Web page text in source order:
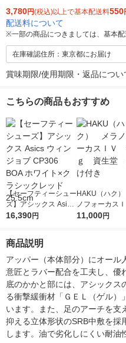
3,780円(税込)以上で基本配送料550
配送料について
※一部の商品につきましては、基本
在庫確認住所：東京都にお届け
賞味期限/使用期限・返品につい
こちらの商品もおすすめ
【セーフティーシュー
ズ】アシックス Asics
ウィンジョブ CP306
16,390円
HAKU（ハク
ノフォーカス
5ｇ 資生堂
11,000円
商品説明
アッパー（本体部分）にオール
意匠とラバー配合を工夫し、優
底のかかと部には、アシックス
る衝撃緩衝材「ＧＥＬ（ゲル）
います。また、足のアーチを支
抑える立体形状のSRB中敷を採
します。油で劣化しにくい耐油